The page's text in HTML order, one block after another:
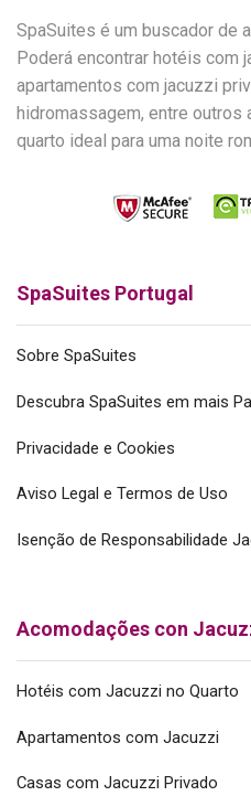
SpaSuites é um buscador de
Poderá encontrar hotéis com
apartamentos com jacuzzi
hidromassagem, entre outros
quarto ideal para uma noite
SpaSuites Portugal
Sobre SpaSuites
Descubra SpaSuites em mais
Privacidade e Cookies
Aviso Legal e Termos de Uso
Isenção de Responsabilidade
Acomodações con
Hotéis com Jacuzzi no Quarto
Apartamentos com Jacuzzi
Casas com Jacuzzi Privado